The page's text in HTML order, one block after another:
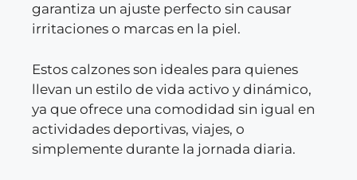
garantiza un ajuste perfecto sin causar
irritaciones o marcas en la piel.
Estos calzones son ideales para quienes
llevan un estilo de vida activo y dinámico,
ya que ofrece una comodidad sin igual en
actividades deportivas, viajes, o
simplemente durante la jornada diaria.